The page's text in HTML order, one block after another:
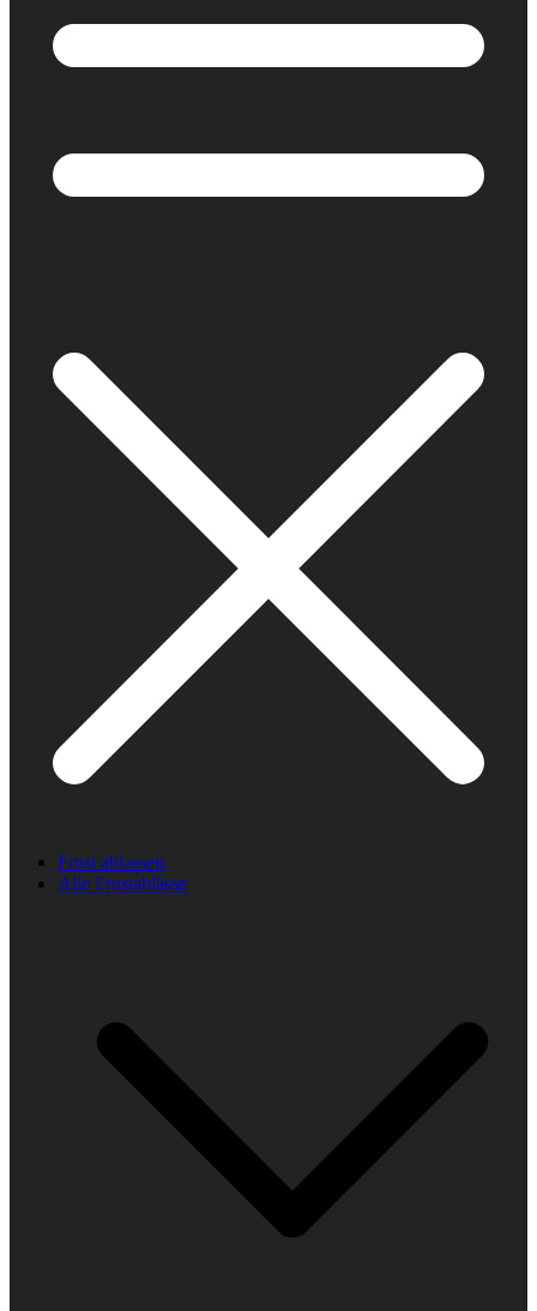
Frust ablassen
Alle Frustablässe